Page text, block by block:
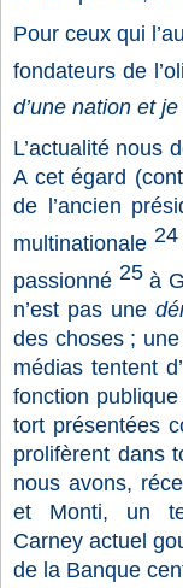
Pour ceux qui
fondateurs de
d’une nation et
L’actualité nous
A cet égard
de l’ancien
multinationale 24
passionné 25à
n’est pas une
des choses ;
médias tentent
fonction
tort présentées
prolifèrent dans
nous avons,
et Monti, un
Carney actuel
de la Banque